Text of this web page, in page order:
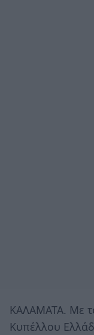
ΚΑΛΑΜΑΤΑ. Με
Κυπέλλου